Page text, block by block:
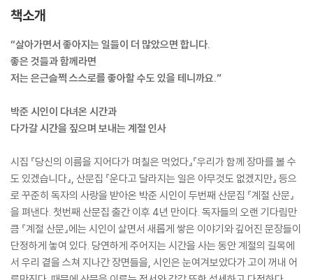
책소개
“살아가면서 좋아지는 일들이 더 많았으면 합니다.
좋은 것들과 함께라면
저는 은근슬쩍 스스로를 좋아할 수도 있을 테니까요.”
박준 시인이 다녀온 시간과
다가갈 시간을 짚으며 보내는 계절 인사
시집 『당신의 이름을 지어다가 며칠은 먹었다』『우리가 함께 장마를 볼 수
도 있겠습니다』, 산문집 『운다고 달라지는 일은 아무것도 없겠지만』 등으
로 꾸준히 독자의 사랑을 받아온 박준 시인이 두번째 산문집 『계절 산문』
을 펴낸다. 첫번째 산문집 출간 이후 4년 만이다. 독자들의 오랜 기다림만
큼 『계절 산문』에는 시인이 살면서 새롭게 쌓은 이야기와 깊어진 문장들이
단정하게 놓여 있다. 당연하게 주어지는 시간을 사는 동안 계절의 길목에
서 우리 곁을 스쳐 지나간 장면들을, 시인은 눈여겨보았다가 고이 꺼내 어